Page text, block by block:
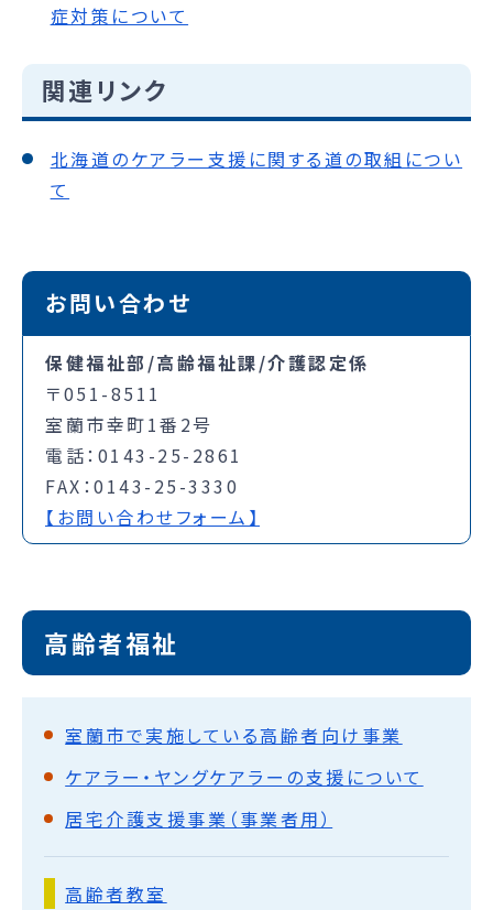
症対策について
関連リンク
北海道のケアラー支援に関する道の取組につい
て
お問い合わせ
保健福祉部/高齢福祉課/介護認定係
〒051-8511
室蘭市幸町1番2号
電話：0143-25-2861
FAX：0143-25-3330
【お問い合わせフォーム】
高齢者福祉
室蘭市で実施している高齢者向け事業
ケアラー・ヤングケアラーの支援について
居宅介護支援事業（事業者用）
高齢者教室